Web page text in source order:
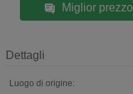
Miglior prezzo
Dettagli
Luogo di origine: